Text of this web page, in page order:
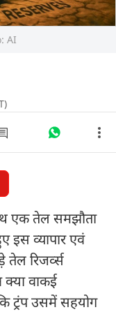
AI
एक तेल समझौता
इस व्यापार एवं
रिजर्व्स
वाकई
ट्रंप उसमें सहयोग